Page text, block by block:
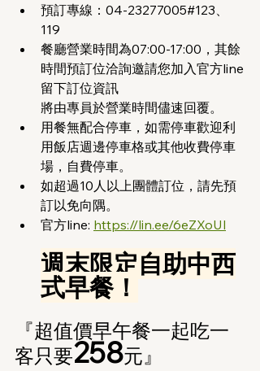
預訂專線：04-23277005#123、
119
餐廳營業時間為07:00-17:00，其餘
時間預訂位洽詢邀請您加入官方line
留下訂位資訊
將由專員於營業時間儘速回覆。
用餐無配合停車，如需停車歡迎利
用飯店週邊停車格或其他收費停車
場，自費停車。
如超過10人以上團體訂位，請先預
訂以免向隅。
官方line: https://lin.ee/6eZXoUl
週末限定自助中西
式早餐！
『超值價早午餐一起吃一
客只要258元』